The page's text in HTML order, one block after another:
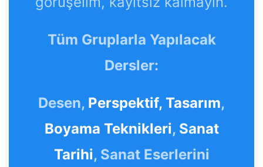
Tüm Gruplarla Yapılacak
Dersler:
Desen, Perspektif, Tasarım,
Boyama Teknikleri, Sanat
Tarihi, Sanat Eserlerini